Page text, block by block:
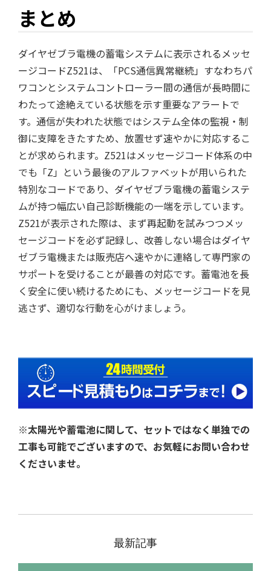
まとめ
ダイヤゼブラ電機の蓄電システムに表示されるメッセ
ージコードZ521は、「PCS通信異常継続」すなわちパ
ワコンとシステムコントローラー間の通信が長時間に
わたって途絶えている状態を示す重要なアラートで
す。通信が失われた状態ではシステム全体の監視・制
御に支障をきたすため、放置せず速やかに対応するこ
とが求められます。Z521はメッセージコード体系の中
でも「Z」という最後のアルファベットが用いられた
特別なコードであり、ダイヤゼブラ電機の蓄電システ
ムが持つ幅広い自己診断機能の一端を示しています。
Z521が表示された際は、まず再起動を試みつつメッ
セージコードを必ず記録し、改善しない場合はダイヤ
ゼブラ電機または販売店へ速やかに連絡して専門家の
サポートを受けることが最善の対応です。蓄電池を長
く安全に使い続けるためにも、メッセージコードを見
逃さず、適切な行動を心がけましょう。
※太陽光や蓄電池に関して、セットではなく単独での
工事も可能でございますので、お気軽にお問い合わせ
くださいませ。
最新記事